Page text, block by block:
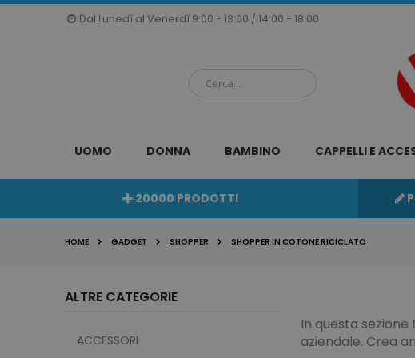
Dal Lunedì al Venerdì 9:00 - 13:00 / 14:00 - 18:00
Salta
UOMO DONNA BAMBINO CAPPELLI E
20000 PRODOTTI
HOME GADGET SHOPPER SHOPPER IN COTONE RICICLATO
In questa
aziendale. Crea
ALTRE CATEGORIE
ACCESSORI